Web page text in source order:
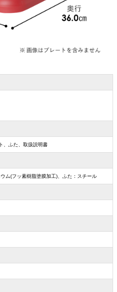
、ふた、取扱説明書
ム(フッ素樹脂塗膜加工)、ふた：スチール